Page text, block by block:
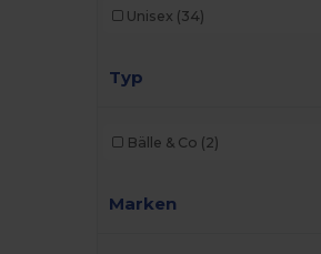
Unisex (34)
Typ
Bälle & Co (2)
Marken